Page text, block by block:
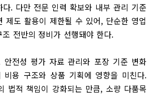
다. 다만 전문 인력 확보와 내부 관리 기준
제도 활용이 제한될 수 있어, 단순한 영업
전반의 정비가 선행돼야 한다.
안전성 평가 자료 관리와 포장 기준 변화
비용 구조와 상품 기획에 영향을 미친다.
법적 책임이 강화되는 만큼, 소량 다품목